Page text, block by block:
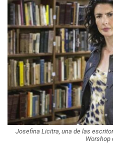
Josefina Licitra, una de las
Worshop